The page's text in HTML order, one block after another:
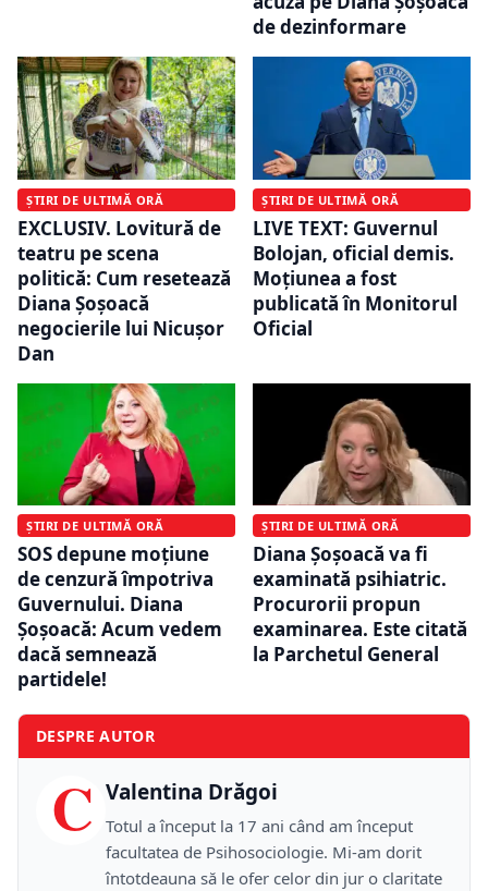
de dezinformare
ȘTIRI DE ULTIMĂ ORĂ
EXCLUSIV. Lovitură de
teatru pe scena
politică: Cum resetează
Diana Șoșoacă
negocierile lui Nicușor
Dan
ȘTIRI DE ULTIMĂ ORĂ
LIVE TEXT: Guvernul
Bolojan, oficial demis.
Moțiunea a fost
publicată în Monitorul
Oficial
ȘTIRI DE ULTIMĂ ORĂ
SOS depune moțiune
de cenzură împotriva
Guvernului. Diana
Șoșoacă: Acum vedem
dacă semnează
partidele!
ȘTIRI DE ULTIMĂ ORĂ
Diana Șoșoacă va fi
examinată psihiatric.
Procurorii propun
examinarea. Este citată
la Parchetul General
DESPRE AUTOR
C Valentina Drăgoi
Totul a început la 17 ani când am început
facultatea de Psihosociologie. Mi-am dorit
întotdeauna să le ofer celor din jur o claritate